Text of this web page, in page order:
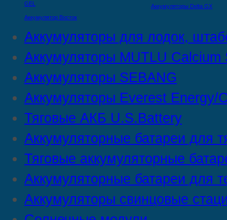
GEL
Аккумулятор Восток
Аккумуляторы Delta GX
Аккумуляторы для лодок,
Аккумуляторы MUTLU Calcium
Аккумуляторы SEBANG
Аккумуляторы Everest Energy/
Тяговые АКБ U.S.Battery
Аккумуляторные батареи для
Тяговые аккумуляторные
Аккумуляторные батареи для
Аккумуляторы свинцовые